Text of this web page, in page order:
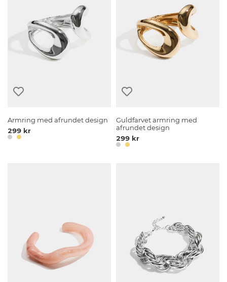
Armring med afrundet design
299 kr
Guldfarvet armring med
afrundet design
299 kr